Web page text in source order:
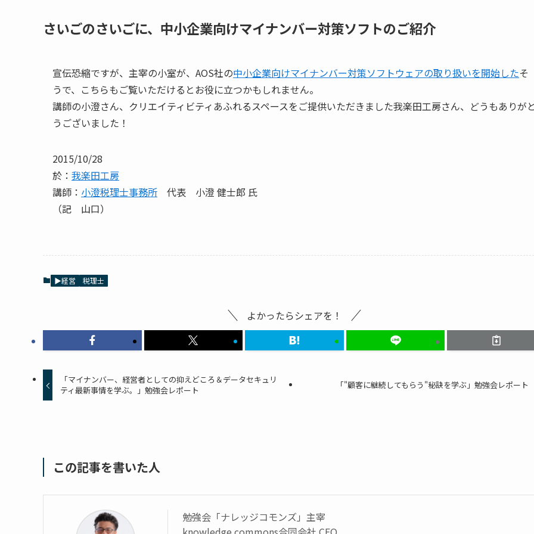
さいごのさいごに、中小企業向けマイナンバー対策ソフトのご紹介
宣伝恐縮ですが、主宰の小室が、AOS社の中小企業向けマイナンバー対策ソフトウェアの取り扱いを開始したそ
うで、こちらもご覧いただけるとお役に立つかもしれません。
講師の小澄さん、クリエイティビティあふれるスペースをご提供いただきました我楽田工房さん、どうもありが
うございました！
2015/10/28
於： 我楽田工房
講師： 小澄税理士事務所 代表 小澄 健士郎 氏
（記 山口）
▶経営 税理士
よかったらシェアを！
「マイナンバー、経営者としての抑えどころ＆データセキュリ
ティ最新事情を学ぶ。」勉強会レポート
「"顧客に継続してもらう"秘訣を学ぶ」勉強会レポート
この記事を書いた人
勉強会「ナレッジコモンズ」主宰